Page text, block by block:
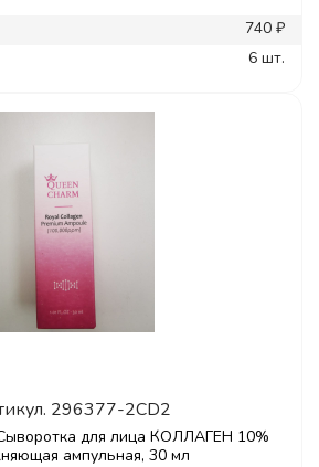
740 ₽
6 шт.
296377-2CD2
для лица КОЛЛАГЕН 10%
ампульная, 30 мл